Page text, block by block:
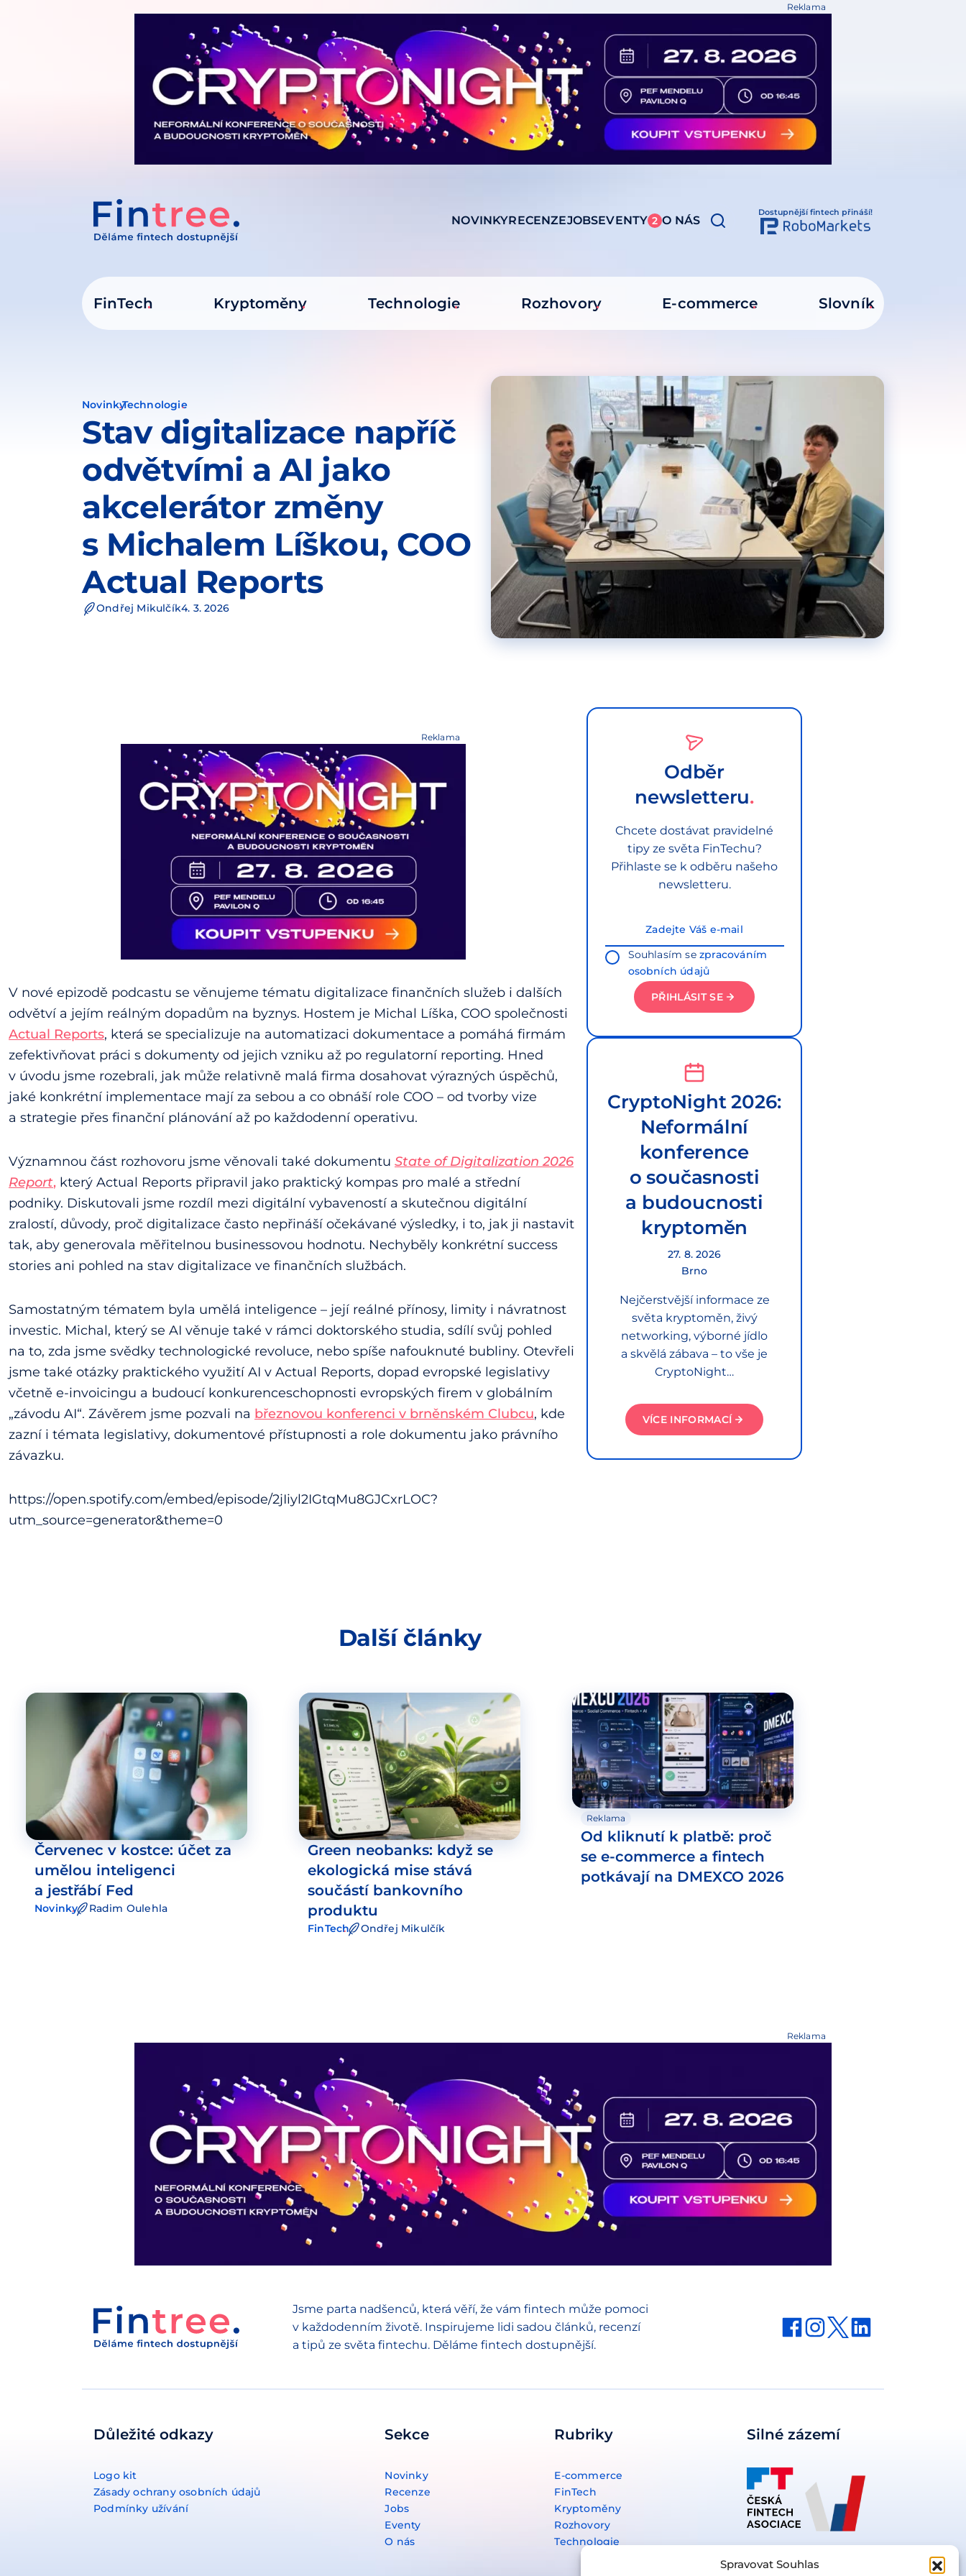
Spravovat Souhlas
Reklama
NOVINKYRECENZEJOBSEVENTY 2 O NÁS
Dostupnější fintech přináší!
FinTech Kryptoměny Technologie Rozhovory E-commerce Slovník
NovinkyTechnologie
Stav digitalizace napříč
odvětvími a AI jako
akcelerátor změny
s Michalem Líškou, COO
Actual Reports
Ondřej Mikulčík4. 3. 2026
Reklama
V nové epizodě podcastu se věnujeme tématu digitalizace finančních služeb i dalších
odvětví a jejím reálným dopadům na byznys. Hostem je Michal Líška, COO společnosti
Actual Reports, která se specializuje na automatizaci dokumentace a pomáhá firmám
zefektivňovat práci s dokumenty od jejich vzniku až po regulatorní reporting. Hned
v úvodu jsme rozebrali, jak může relativně malá firma dosahovat výrazných úspěchů,
jaké konkrétní implementace mají za sebou a co obnáší role COO – od tvorby vize
a strategie přes finanční plánování až po každodenní operativu.
Významnou část rozhovoru jsme věnovali také dokumentu State of Digitalization 2026
Report, který Actual Reports připravil jako praktický kompas pro malé a střední
podniky. Diskutovali jsme rozdíl mezi digitální vybaveností a skutečnou digitální
zralostí, důvody, proč digitalizace často nepřináší očekávané výsledky, i to, jak ji nastavit
tak, aby generovala měřitelnou businessovou hodnotu. Nechyběly konkrétní success
stories ani pohled na stav digitalizace ve finančních službách.
Samostatným tématem byla umělá inteligence – její reálné přínosy, limity i návratnost
investic. Michal, který se AI věnuje také v rámci doktorského studia, sdílí svůj pohled
na to, zda jsme svědky technologické revoluce, nebo spíše nafouknuté bubliny. Otevřeli
jsme také otázky praktického využití AI v Actual Reports, dopad evropské legislativy
včetně e-invoicingu a budoucí konkurenceschopnosti evropských firem v globálním
„závodu AI“. Závěrem jsme pozvali na březnovou konferenci v brněnském Clubcu, kde
zazní i témata legislativy, dokumentové přístupnosti a role dokumentu jako právního
závazku.
https://open.spotify.com/embed/episode/2jIiyl2IGtqMu8GJCxrLOC?
utm_source=generator&theme=0
Odběr
newsletteru
Chcete dostávat pravidelné
tipy ze světa FinTechu?
Přihlaste se k odběru našeho
newsletteru.
Souhlasím sezpracováním
osobních údajů
PŘIHLÁSIT SE
CryptoNight 2026:
Neformální
konference
o současnosti
a budoucnosti
kryptoměn
27. 8. 2026
Brno
Nejčerstvější informace ze
světa kryptoměn, živý
networking, výborné jídlo
a skvělá zábava – to vše je
CryptoNight…
VÍCE INFORMACÍ
Další články
Červenec v kostce: účet za
umělou inteligenci
a jestřábí Fed
Novinky Radim Oulehla
Green neobanks: když se
ekologická mise stává
součástí bankovního
produktu
FinTech Ondřej Mikulčík
Reklama
Od kliknutí k platbě: proč
se e-commerce a fintech
potkávají na DMEXCO 2026
Reklama
Jsme parta nadšenců, která věří, že vám fintech může pomoci
v každodenním životě. Inspirujeme lidi sadou článků, recenzí
a tipů ze světa fintechu. Děláme fintech dostupnější.
Důležité odkazy
Logo kit
Zásady ochrany osobních údajů
Podmínky užívání
Sekce
Novinky
Recenze
Jobs
Eventy
O nás
Rubriky
E-commerce
FinTech
Kryptoměny
Rozhovory
Technologie
Silné zázemí